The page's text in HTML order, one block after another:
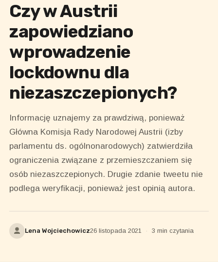
Czy w Austrii
zapowiedziano
wprowadzenie
lockdownu dla
niezaszczepionych?
Informację uznajemy za prawdziwą, ponieważ
Główna Komisja Rady Narodowej Austrii (izby
parlamentu ds. ogólnonarodowych) zatwierdziła
ograniczenia związane z przemieszczaniem się
osób niezaszczepionych. Drugie zdanie tweetu nie
podlega weryfikacji, ponieważ jest opinią autora.
Lena Wojciechowicz26 listopada 2021 · 3 min czytania